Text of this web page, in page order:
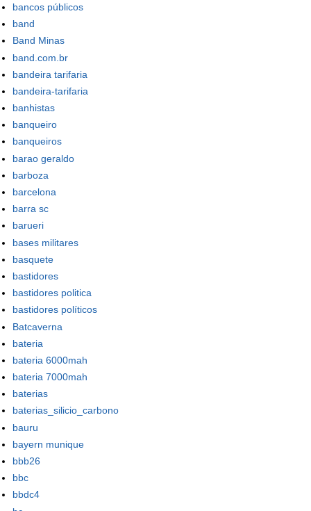
bancos públicos
band
Band Minas
band.com.br
bandeira tarifaria
bandeira-tarifaria
banhistas
banqueiro
banqueiros
barao geraldo
barboza
barcelona
barra sc
barueri
bases militares
basquete
bastidores
bastidores politica
bastidores políticos
Batcaverna
bateria
bateria 6000mah
bateria 7000mah
baterias
baterias_silicio_carbono
bauru
bayern munique
bbb26
bbc
bbdc4